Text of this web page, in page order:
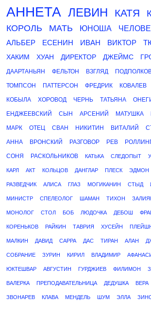
АННЕТА ЛЕВИН КАТЯ
КОРОЛЬ
МАТЬ ЮНОША
АЛЬБЕР
ЕСЕНИН ИВАН ВИКТОР
ХАКИМ ХУАН ДИРЕКТОР ДЖЕЙМС
ДААРТАНЬЯН ФЕЛЬТОН ВЗГЛЯД
ТОМПСОН ПАТТЕРСОН ФРЕДРИК КОВАЛЕВ
КОБЫЛА ХОРОВОД ЧЕРНЬ ТАТЬЯНА
ЕНДЖЕЕВСКИЙ СЫН АРСЕНИЙ МАТУШКА
МАРК ОТЕЦ СВАН НИКИТИН ВИТАЛИЙ
АННА ВРОНСКИЙ РАЗГОВОР РЕВ
СОНЯ РАСКОЛЬНИКОВ КАТЬКА СЛЕДОПЫТ
КАРЛ АКТ КОЛЬЦОВ ДАНГЛАР ПЛЕСК ЭДМОН
РАЗВЕДЧИК АЛИСА ГЛАЗ МОГИКАНИН СТЫД
МИНИСТР СПЕЛЕОЛОГ ШАМАН ТИХОН
МОНОЛОГ СТОЛ БОБ ЛЮДОЧКА ДЕБОШ
КОРЕНЬКОВ РАЙКИН ТАВРИЯ ХУСЕЙН
МАЛКИН ДАВИД САРРА ДАС ТИРАН АЛАН
СОБРАНИЕ ЗУРИН КИРИЛ ВЛАДИМИР
ЮКТЕШВАР АВГУСТИН ГУРДЖИЕВ ФИЛИМОН
ВАЛЕРКА ПРЕПОДАВАТЕЛЬНИЦА ДЕДУШКА ВЕРА
ЗВОНАРЕВ КЛАВА МЕНДЕЛЬ ШУМ ЭЛЛА